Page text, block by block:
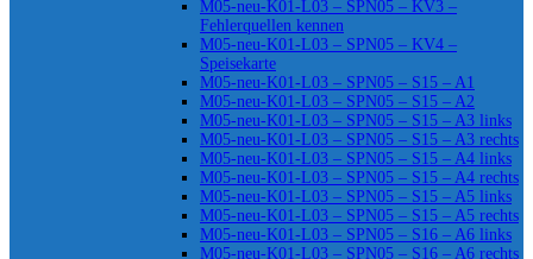
M05-neu-K01-L03 – SPN05 – KV3 –
Fehlerquellen kennen
M05-neu-K01-L03 – SPN05 – KV4 –
Speisekarte
M05-neu-K01-L03 – SPN05 – S15 – A1
M05-neu-K01-L03 – SPN05 – S15 – A2
M05-neu-K01-L03 – SPN05 – S15 – A3 links
M05-neu-K01-L03 – SPN05 – S15 – A3 rechts
M05-neu-K01-L03 – SPN05 – S15 – A4 links
M05-neu-K01-L03 – SPN05 – S15 – A4 rechts
M05-neu-K01-L03 – SPN05 – S15 – A5 links
M05-neu-K01-L03 – SPN05 – S15 – A5 rechts
M05-neu-K01-L03 – SPN05 – S16 – A6 links
M05-neu-K01-L03 – SPN05 – S16 – A6 rechts